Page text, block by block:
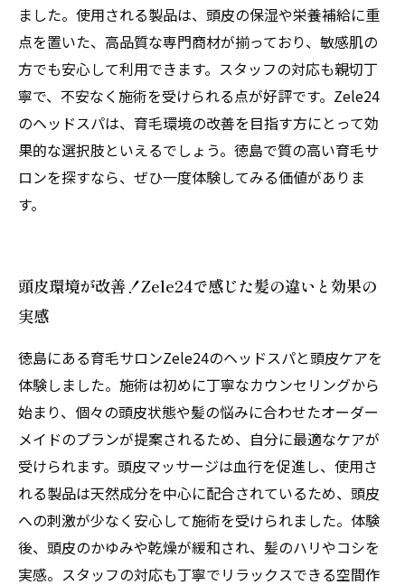
ました。使用される製品は、頭皮の保湿や栄養補給に重
点を置いた、高品質な専門商材が揃っており、敏感肌の
方でも安心して利用できます。スタッフの対応も親切丁
寧で、不安なく施術を受けられる点が好評です。Zele24
のヘッドスパは、育毛環境の改善を目指す方にとって効
果的な選択肢といえるでしょう。徳島で質の高い育毛サ
ロンを探すなら、ぜひ一度体験してみる価値がありま
す。
頭皮環境が改善！Zele24で感じた髪の違いと効果の
実感
徳島にある育毛サロンZele24のヘッドスパと頭皮ケアを
体験しました。施術は初めに丁寧なカウンセリングから
始まり、個々の頭皮状態や髪の悩みに合わせたオーダー
メイドのプランが提案されるため、自分に最適なケアが
受けられます。頭皮マッサージは血行を促進し、使用さ
れる製品は天然成分を中心に配合されているため、頭皮
への刺激が少なく安心して施術を受けられました。体験
後、頭皮のかゆみや乾燥が緩和され、髪のハリやコシを
実感。スタッフの対応も丁寧でリラックスできる空間作